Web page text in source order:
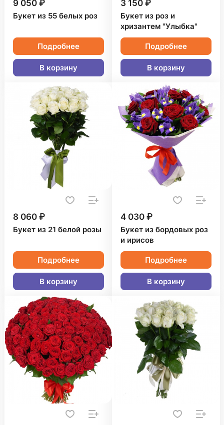
9 050 ₽
Букет из 55 белых роз
Подробнее
В корзину
3 150 ₽
Букет из роз и
хризантем "Улыбка"
Подробнее
В корзину
8 060 ₽
Букет из 21 белой розы
Подробнее
В корзину
4 030 ₽
Букет из бордовых роз
и ирисов
Подробнее
В корзину